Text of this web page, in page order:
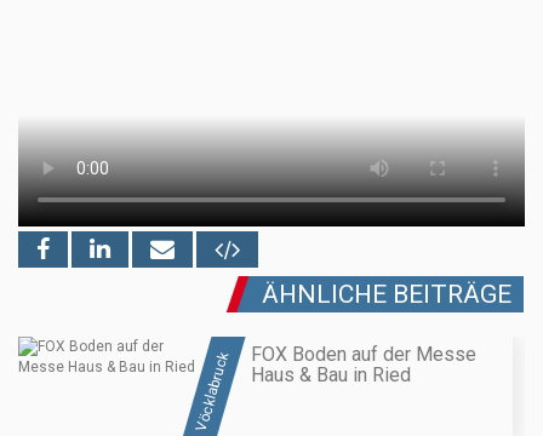
ÄHNLICHE BEITRÄGE
Vöcklabruck
FOX Boden auf der Messe
Haus & Bau in Ried